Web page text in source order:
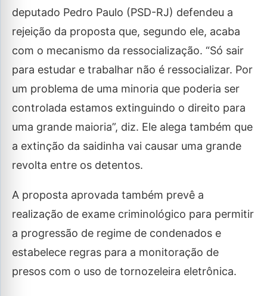
deputado Pedro Paulo (PSD-RJ) defendeu a
rejeição da proposta que, segundo ele, acaba
com o mecanismo da ressocialização. “Só sair
para estudar e trabalhar não é ressocializar. Por
um problema de uma minoria que poderia ser
controlada estamos extinguindo o direito para
uma grande maioria”, diz. Ele alega também que
a extinção da saidinha vai causar uma grande
revolta entre os detentos.
A proposta aprovada também prevê a
realização de exame criminológico para permitir
a progressão de regime de condenados e
estabelece regras para a monitoração de
presos com o uso de tornozeleira eletrônica.